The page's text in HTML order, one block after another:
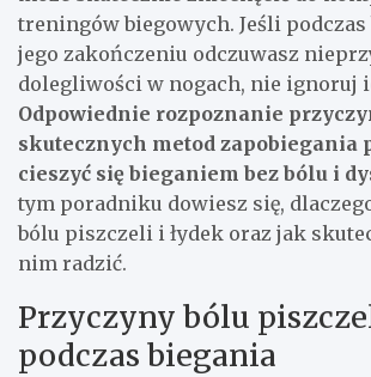
treningów biegowych. Jeśli podczas
jego zakończeniu odczuwasz
dolegliwości w nogach, nie ignoruj
Odpowiednie rozpoznanie
skutecznych metod zapobiegania
cieszyć się bieganiem bez bólu i
tym poradniku dowiesz się,
bólu piszczeli i łydek oraz jak
nim radzić.
Przyczyny bólu
podczas biegania